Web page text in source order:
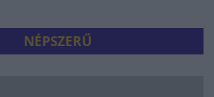
NÉPSZERŰ